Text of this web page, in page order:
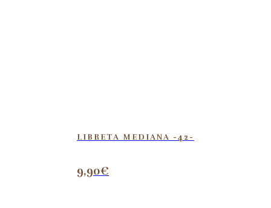
LIBRETA MEDIANA -42-
9,90€